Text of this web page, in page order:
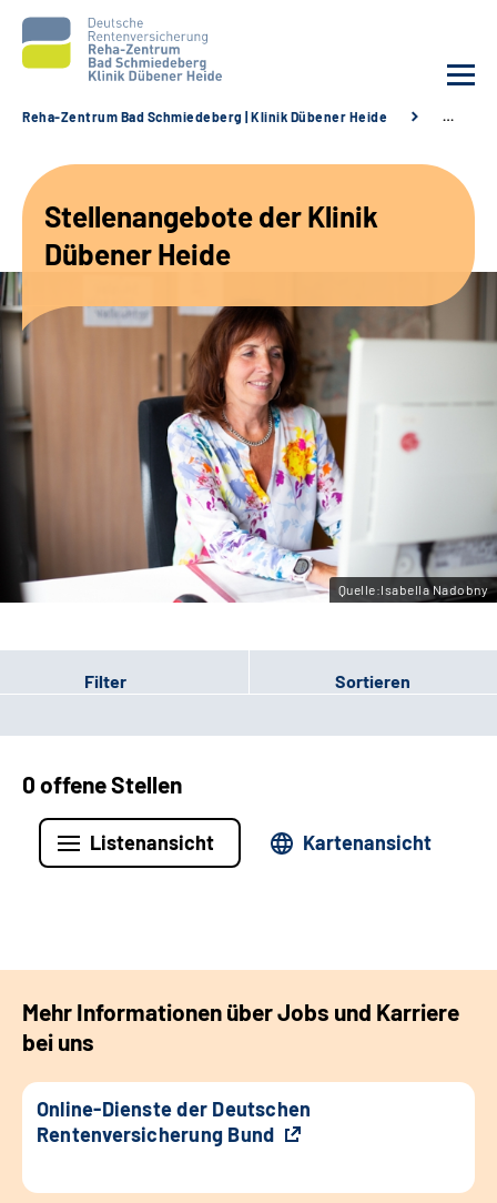
Unsere Angebote
Karriere
Sozialdienste & Zuweisende
Leichte Sprache
Gebärdensprache
Reha-Zentrum Bad Schmiedeberg | Klinik Dübener Heide …
Stellenangebote der Klinik
Dübener Heide
Quelle:Isabella Nadobny
Filter Sortieren
0 offene Stellen
Listenansicht Kartenansicht
Mehr Informationen über Jobs und Karriere
bei uns
Online-Dienste der Deutschen
Rentenversicherung Bund